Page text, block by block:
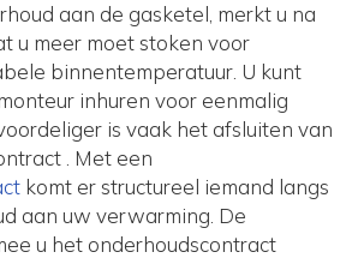
aan de gasketel, merkt u na
u meer moet stoken voor
binnentemperatuur. U kunt
inhuren voor eenmalig
is vaak het afsluiten van
. Met een
komt er structureel iemand langs
aan uw verwarming. De
u het onderhoudscontract